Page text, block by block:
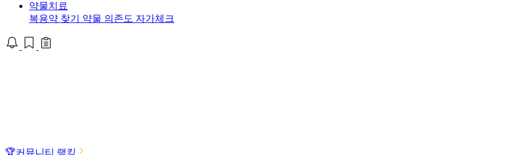
약물치료
복용약 찾기 약물 의존도 자가체크
🏆커뮤니티 랭킹